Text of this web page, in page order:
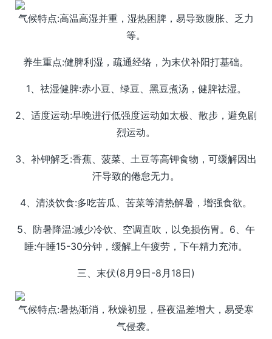
气候特点:高温高湿并重，湿热困脾，易导致腹胀、乏力
等。
养生重点:健脾利湿，疏通经络，为末伏补阳打基础。
1、祛湿健脾:赤小豆、绿豆、黑豆煮汤，健脾祛湿。
2、适度运动:早晚进行低强度运动如太极、散步，避免剧
烈运动。
3、补钾解乏:香蕉、菠菜、土豆等高钾食物，可缓解因出
汗导致的倦怠无力。
4、清淡饮食:多吃苦瓜、苦菜等清热解暑，增强食欲。
5、防暑降温:减少冷饮、空调直吹，以免损伤胃。6、午
睡:午睡15-30分钟，缓解上午疲劳，下午精力充沛。
三、末伏(8月9日-8月18日)
气候特点:暑热渐消，秋燥初显，昼夜温差增大，易受寒
气侵袭。